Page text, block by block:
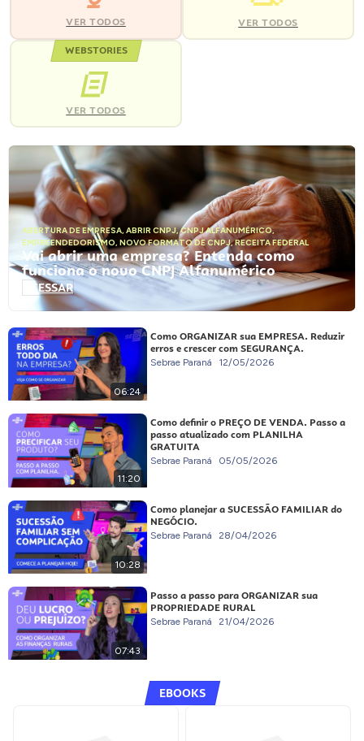
VER TODOS VER TODOS
WEBSTORIES
VER TODOS
ABERTURA DE EMPRESA, ABRIR CNPJ,CNPJ ALFANUMÉRICO,
EMPREENDEDORISMO, NOVO FORMATO DE CNPJ,RECEITA FEDERAL
Vai abrir uma empresa? Entenda como
funciona o novo CNPJ Alfanumérico
ACESSAR
06:24
Como ORGANIZAR sua EMPRESA. Reduzir
erros e crescer com SEGURANÇA.
Sebrae Paraná 12/05/2026
11:20
Como definir o PREÇO DE VENDA. Passo a
passo atualizado com PLANILHA
GRATUITA
Sebrae Paraná 05/05/2026
10:28
Como planejar a SUCESSÃO FAMILIAR do
NEGÓCIO.
Sebrae Paraná 28/04/2026
07:43
Passo a passo para ORGANIZAR sua
PROPRIEDADE RURAL
Sebrae Paraná 21/04/2026
EBOOKS